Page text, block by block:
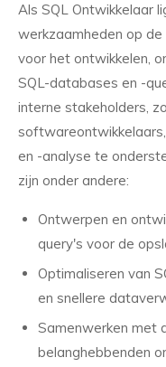
Als SQL Ontwikkelaar
werkzaamheden op
voor het ontwikkelen,
SQL-databases en -
interne stakeholders,
en -analyse te
zijn onder andere:
Ontwerpen en
query's voor de
Optimaliseren van
en snellere
Samenwerken met
belanghebbenden